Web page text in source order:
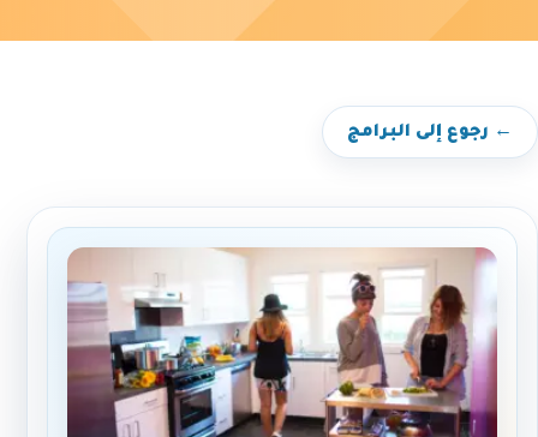
← رجوع إلى البرامج